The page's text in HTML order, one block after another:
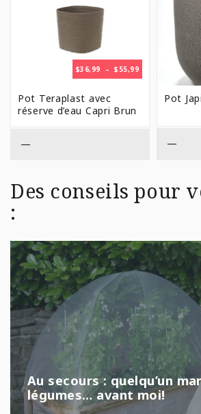
$36,99 – $ 55,99PLAGE
DE
Pot Teraplast avec
réserve d’eau Capri Brun
—
Pot
—
Des conseils pour
:
Au secours : quelqu’un
légumes… avant moi!